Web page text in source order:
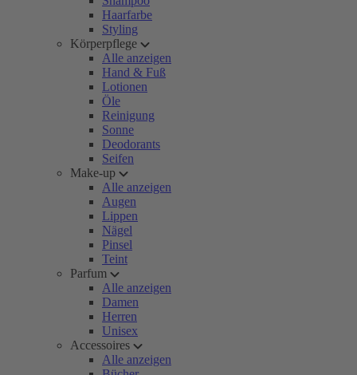
Haarfarbe
Styling
Körperpflege
Alle anzeigen
Hand & Fuß
Lotionen
Öle
Reinigung
Sonne
Deodorants
Seifen
Make-up
Alle anzeigen
Augen
Lippen
Nägel
Pinsel
Teint
Parfum
Alle anzeigen
Damen
Herren
Unisex
Accessoires
Alle anzeigen